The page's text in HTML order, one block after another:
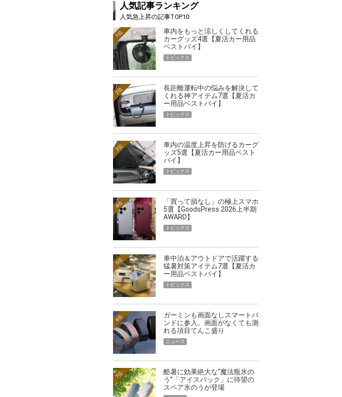
人気記事ランキング
人気急上昇の記事TOP10
車内をもっと涼しくしてくれる
カーグッズ4選【夏活カー用品
ベストバイ】
1位
トピックス
長距離運転中の悩みを解決して
くれる神アイテム7選【夏活カ
ー用品ベストバイ】
2位
トピックス
車内の温度上昇を防げるカーグ
ッズ5選【夏活カー用品ベスト
バイ】
3位
トピックス
「買って損なし」の極上スマホ
5選【GoodsPress 2026上半期
AWARD】
4位
トピックス
車中泊＆アウトドアで活躍する
猛暑対策アイテム7選【夏活カ
ー用品ベストバイ】
5位
トピックス
ガーミンも画面なしスマートバ
ンドに参入。画面がなくても測
れる項目てんこ盛り
6位
ニュース
酷暑に効果絶大な“魔法瓶氷の
う”「アイスパック」に待望の
スペア氷のうが登場
7位